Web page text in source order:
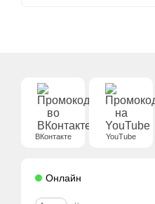
ВКонтакте YouTube
Онлайн